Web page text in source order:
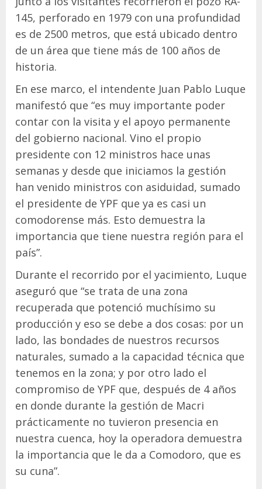
145, perforado en 1979 con una profundidad
es de 2500 metros, que está ubicado dentro
de un área que tiene más de 100 años de
historia.
En ese marco, el intendente Juan Pablo Luque
manifestó que “es muy importante poder
contar con la visita y el apoyo permanente
del gobierno nacional. Vino el propio
presidente con 12 ministros hace unas
semanas y desde que iniciamos la gestión
han venido ministros con asiduidad, sumado
el presidente de YPF que ya es casi un
comodorense más. Esto demuestra la
importancia que tiene nuestra región para el
país”.
Durante el recorrido por el yacimiento, Luque
aseguró que “se trata de una zona
recuperada que potenció muchísimo su
producción y eso se debe a dos cosas: por un
lado, las bondades de nuestros recursos
naturales, sumado a la capacidad técnica que
tenemos en la zona; y por otro lado el
compromiso de YPF que, después de 4 años
en donde durante la gestión de Macri
prácticamente no tuvieron presencia en
nuestra cuenca, hoy la operadora demuestra
la importancia que le da a Comodoro, que es
su cuna”.